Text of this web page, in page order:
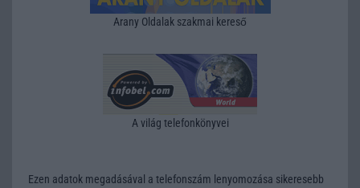
Arany Oldalak szakmai kereső
A világ telefonkönyvei
Ezen adatok megadásával a telefonszám lenyomozása sikeresebb